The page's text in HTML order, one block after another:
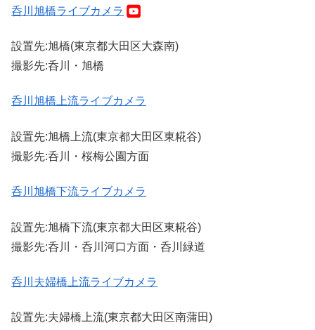
呑川旭橋ライブカメラ
設置先:旭橋(東京都大田区大森南)
撮影先:呑川・旭橋
呑川旭橋上流ライブカメラ
設置先:旭橋上流(東京都大田区東糀谷)
撮影先:呑川・桜梅公園方面
呑川旭橋下流ライブカメラ
設置先:旭橋下流(東京都大田区東糀谷)
撮影先:呑川・呑川河口方面・呑川緑道
呑川夫婦橋上流ライブカメラ
設置先:夫婦橋上流(東京都大田区南蒲田)